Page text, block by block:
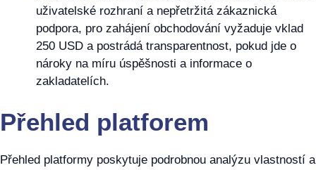
uživatelské rozhraní a nepřetržitá zákaznická
podpora, pro zahájení obchodování vyžaduje vklad
250 USD a postrádá transparentnost, pokud jde o
nároky na míru úspěšnosti a informace o
zakladatelích.
Přehled platforem
Přehled platformy poskytuje podrobnou analýzu vlastností a